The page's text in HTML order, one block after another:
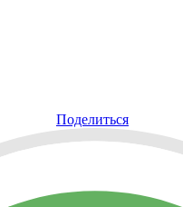
Поделиться